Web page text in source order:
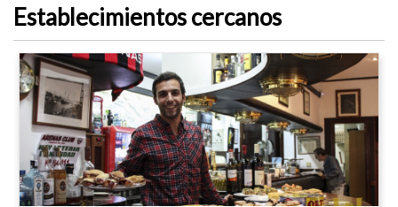
Establecimientos cercanos